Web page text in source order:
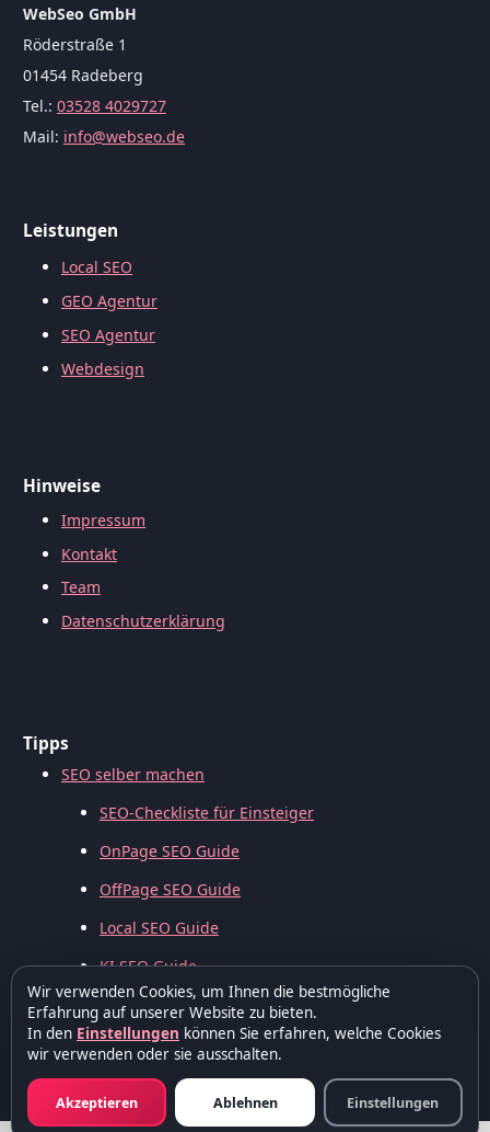
WebSeo GmbH
Röderstraße 1
01454 Radeberg
Tel.: 03528 4029727
Mail: info@webseo.de
Leistungen
Local SEO
GEO Agentur
SEO Agentur
Webdesign
Hinweise
Impressum
Kontakt
Team
Datenschutzerklärung
Tipps
SEO selber machen
SEO-Checkliste für Einsteiger
OnPage SEO Guide
OffPage SEO Guide
Local SEO Guide
KI SEO Guide
© 2006 – 2026 –WebSeo GmbH
Wir verwenden Cookies, um Ihnen die bestmögliche
Erfahrung auf unserer Website zu bieten.
In den Einstellungen können Sie erfahren, welche Cookies
wir verwenden oder sie ausschalten.
Akzeptieren Ablehnen Einstellungen